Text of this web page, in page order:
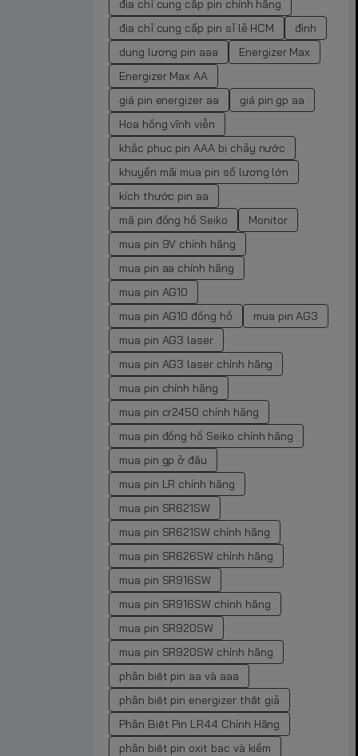
địa chỉ cung cấp pin chính hãng
địa chỉ cung cấp pin sỉ lẻ HCM
đình
dung lượng pin aaa
Energizer Max
Energizer Max AA
giá pin energizer aa
giá pin gp aa
Hoa hồng vĩnh viễn
khắc phục pin AAA bị chảy nước
khuyến mãi mua pin số lượng lớn
kích thước pin aa
mã pin đồng hồ Seiko
Monitor
mua pin 9V chính hãng
mua pin aa chính hãng
mua pin AG10
mua pin AG10 đồng hồ
mua pin AG3
mua pin AG3 laser
mua pin AG3 laser chính hãng
mua pin chính hãng
mua pin cr2450 chính hãng
mua pin đồng hồ Seiko chính hãng
mua pin gp ở đâu
mua pin LR chính hãng
mua pin SR621SW
mua pin SR621SW chính hãng
mua pin SR626SW chính hãng
mua pin SR916SW
mua pin SR916SW chính hãng
mua pin SR920SW
mua pin SR920SW chính hãng
phân biệt pin aa và aaa
phân biệt pin energizer thật giả
Phân Biệt Pin LR44 Chính Hãng
phân biệt pin oxit bạc và kiềm